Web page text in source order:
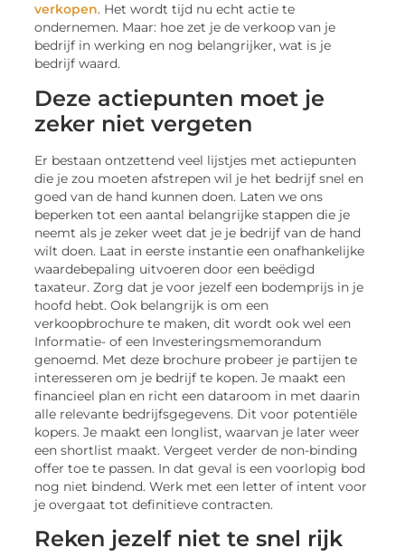
verkopen. Het wordt tijd nu echt actie te
ondernemen. Maar: hoe zet je de verkoop van je
bedrijf in werking en nog belangrijker, wat is je
bedrijf waard.
Deze actiepunten moet je
zeker niet vergeten
Er bestaan ontzettend veel lijstjes met actiepunten
die je zou moeten afstrepen wil je het bedrijf snel en
goed van de hand kunnen doen. Laten we ons
beperken tot een aantal belangrijke stappen die je
neemt als je zeker weet dat je je bedrijf van de hand
wilt doen. Laat in eerste instantie een onafhankelijke
waardebepaling uitvoeren door een beëdigd
taxateur. Zorg dat je voor jezelf een bodemprijs in je
hoofd hebt. Ook belangrijk is om een
verkoopbrochure te maken, dit wordt ook wel een
Informatie- of een Investeringsmemorandum
genoemd. Met deze brochure probeer je partijen te
interesseren om je bedrijf te kopen. Je maakt een
financieel plan en richt een dataroom in met daarin
alle relevante bedrijfsgegevens. Dit voor potentiële
kopers. Je maakt een longlist, waarvan je later weer
een shortlist maakt. Vergeet verder de non-binding
offer toe te passen. In dat geval is een voorlopig bod
nog niet bindend. Werk met een letter of intent voor
je overgaat tot definitieve contracten.
Reken jezelf niet te snel rijk